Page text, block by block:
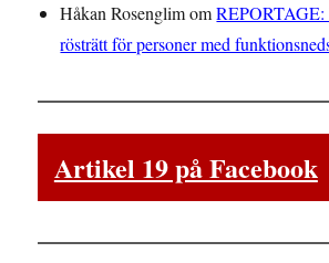
Håkan Rosenglimom
rösträtt för personer med
Artikel 19 på Facebook